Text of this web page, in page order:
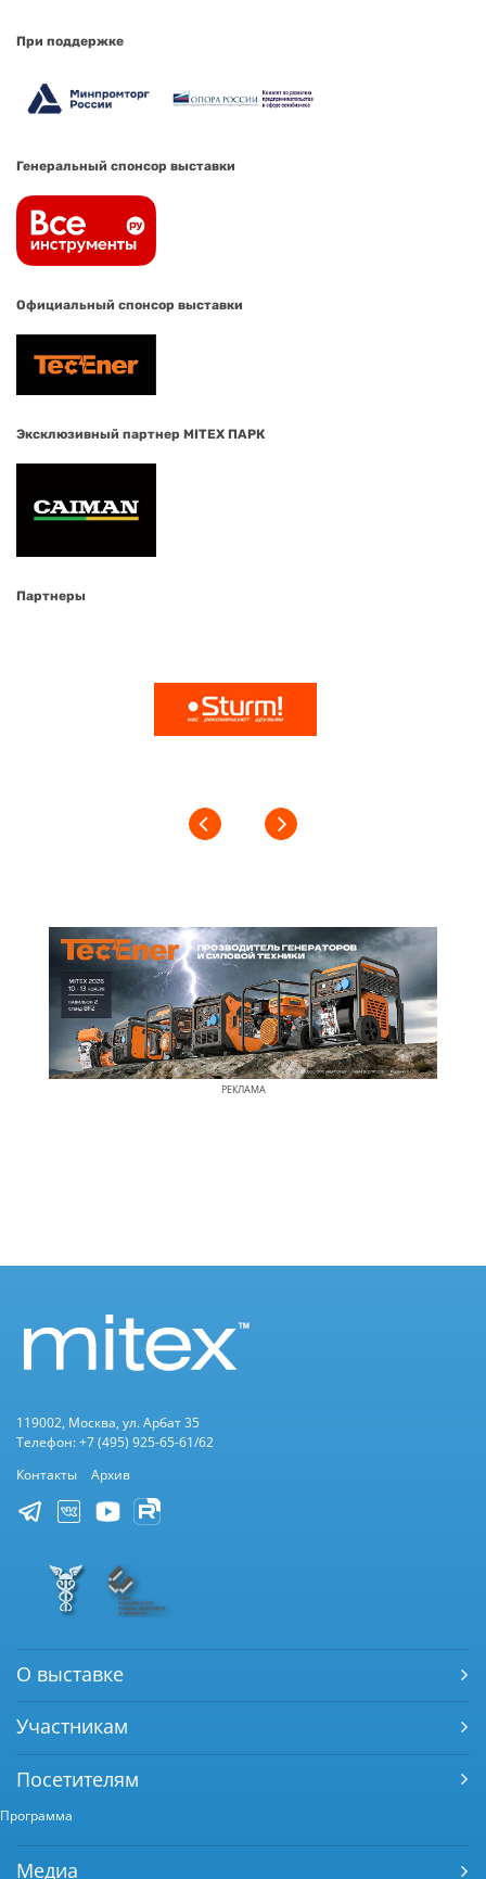
При поддержке
Генеральный спонсор выставки
Официальный спонсор выставки
Эксклюзивный партнер MITEX ПАРК
Партнеры
РЕКЛАМА
119002, Москва, ул. Арбат 35
Телефон: +7 (495) 925-65-61/62
Контакты
Архив
О выставке
Участникам
Посетителям
Программа
Медиа